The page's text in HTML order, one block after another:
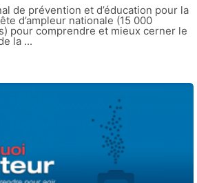
de prévention et d’éducation pour la
d’ampleur nationale (15 000
pour comprendre et mieux cerner le
la ...